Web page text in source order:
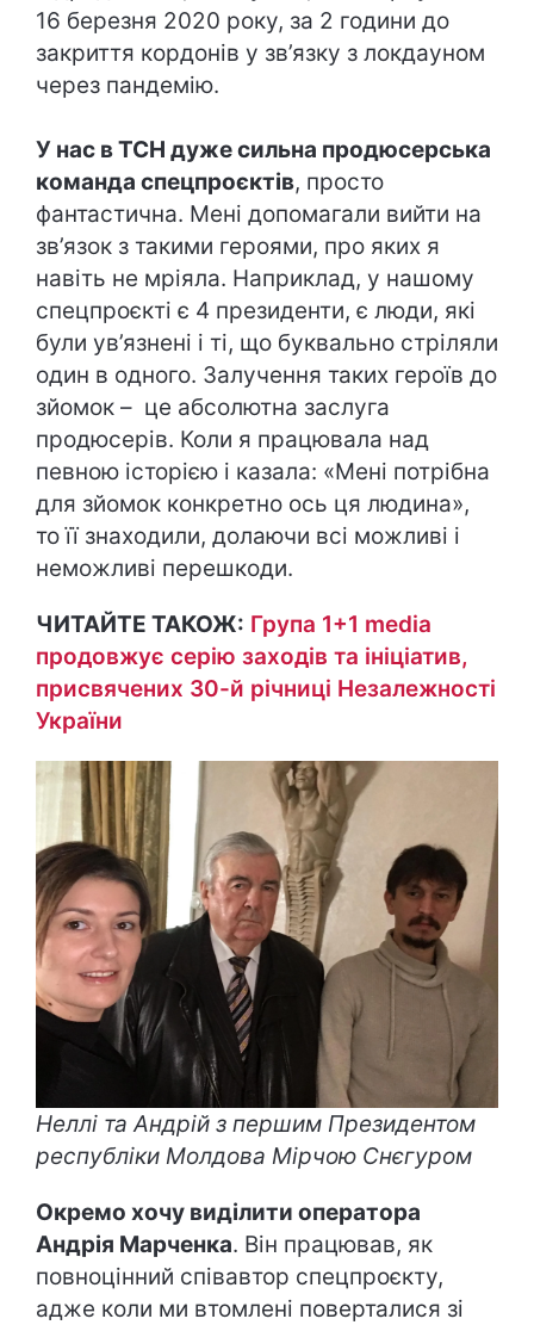
16 березня 2020 року, за 2 години до
закриття кордонів у зв’язку з локдауном
через пандемію.
У нас в ТСН дуже сильна продюсерська
команда спецпроєктів, просто
фантастична. Мені допомагали вийти на
зв’язок з такими героями, про яких я
навіть не мріяла. Наприклад, у нашому
спецпроєкті є 4 президенти, є люди, які
були ув’язнені і ті, що буквально стріляли
один в одного. Залучення таких героїв до
зйомок – це абсолютна заслуга
продюсерів. Коли я працювала над
певною історією і казала: «Мені потрібна
для зйомок конкретно ось ця людина»,
то її знаходили, долаючи всі можливі і
неможливі перешкоди.
ЧИТАЙТЕ ТАКОЖ: Група 1+1 media
продовжує серію заходів та ініціатив,
присвячених 30-й річниці Незалежності
України
Неллі та Андрій з першим Президентом
республіки Молдова Мірчою Снєгуром
Окремо хочу виділити оператора
Андрія Марченка. Він працював, як
повноцінний співавтор спецпроєкту,
адже коли ми втомлені поверталися зі